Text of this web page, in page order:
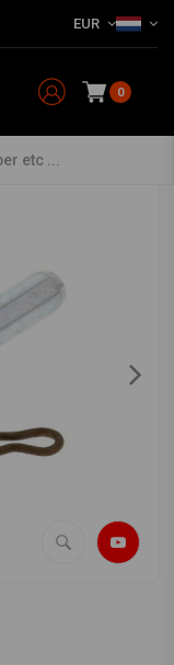
EUR
0
Remblokset borgpen voor model 18-7037
18-7037